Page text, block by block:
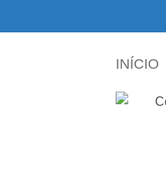
INÍCIO